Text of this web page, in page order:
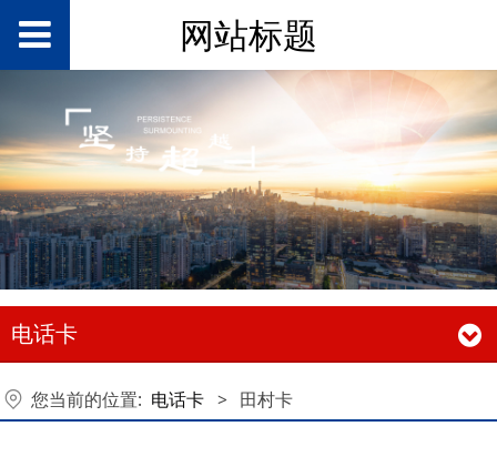
网站标题
电话卡
您当前的位置: 电话卡 > 田村卡